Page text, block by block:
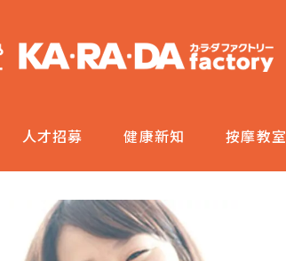
人才招募 健康新知 按摩教室